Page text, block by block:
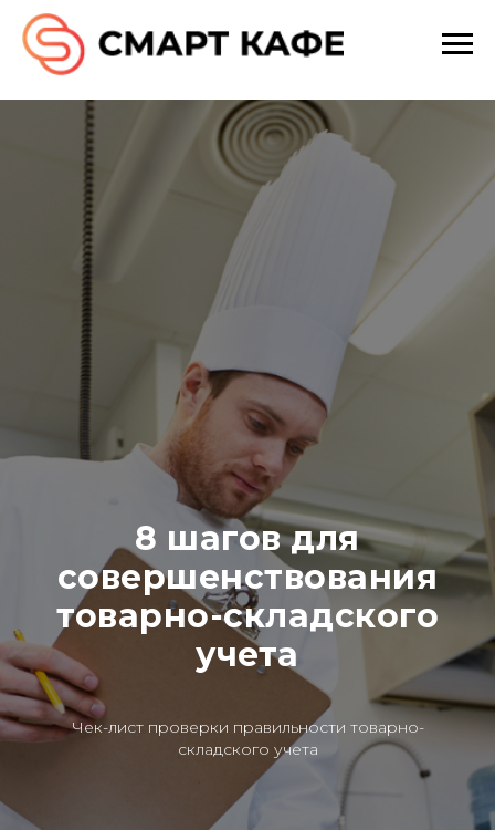
8 шагов для
совершенствования
товарно-складского
учета
Чек-лист проверки правильности товарно-
складского учета